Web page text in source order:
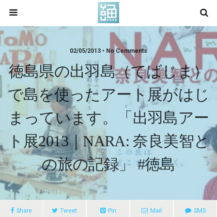
02/05/2013 • No Comments
徳島県の出羽島（てばじま）
で島を使ったアート展がはじ
まっています。「出羽島アー
ト展2013｜NARA: 奈良美智と
の旅の記録」 #徳島
Share Tweet Pin Mail SMS